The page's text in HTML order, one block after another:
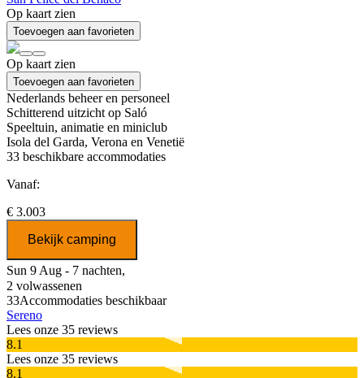
Op kaart zien
Toevoegen aan favorieten
Op kaart zien
Toevoegen aan favorieten
Nederlands beheer en personeel
Schitterend uitzicht op Saló
Speeltuin, animatie en miniclub
Isola del Garda, Verona en Venetië
33 beschikbare accommodaties
Vanaf:
€ 3.003
Bekijk camping
Sun 9 Aug - 7 nachten,
2 volwassenen
33Accommodaties beschikbaar
Sereno
Lees onze 35 reviews
8.1
Lees onze 35 reviews
8.1